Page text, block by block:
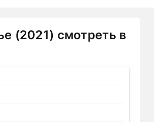
(2021) смотреть в